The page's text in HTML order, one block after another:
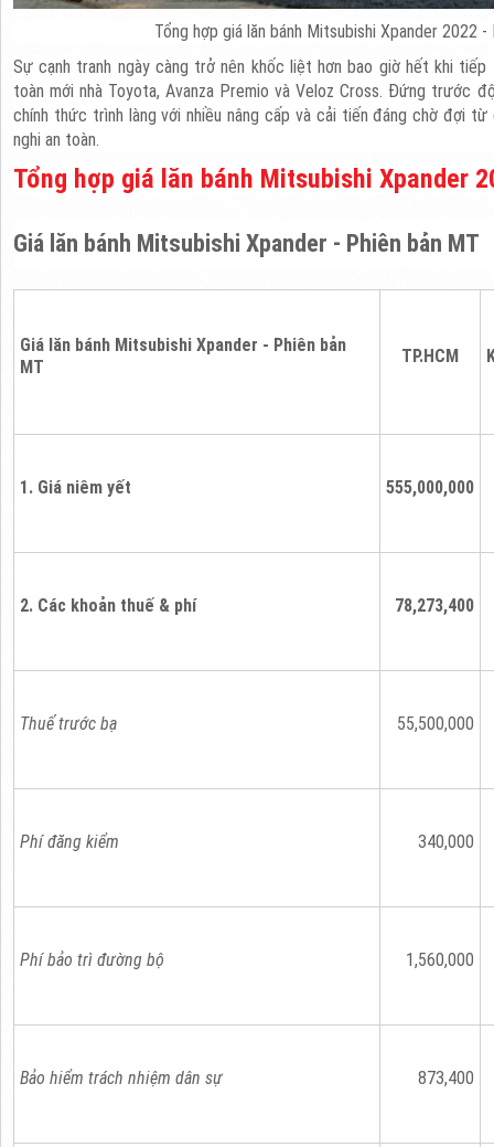
Tổng hợp giá lăn bánh Mitsubishi Xpander 2022
Sự cạnh tranh ngày càng trở nên khốc liệt hơn bao giờ hết khi
toàn mới nhà Toyota, Avanza Premio và Veloz Cross. Đứng trước
chính thức trình làng với nhiều nâng cấp và cải tiến đáng chờ đợi
nghi an toàn.
Tổng hợp giá lăn bánh Mitsubishi Xpander
Giá lăn bánh Mitsubishi Xpander - Phiên bản MT
Giá lăn bánh Mitsubishi Xpander - Phiên bản
MT
TP.HCM
1. Giá niêm yết 555,000,000
2. Các khoản thuế & phí 78,273,400
Thuế trước bạ 55,500,000
Phí đăng kiểm 340,000
Phí bảo trì đường bộ 1,560,000
Bảo hiểm trách nhiệm dân sự 873,400